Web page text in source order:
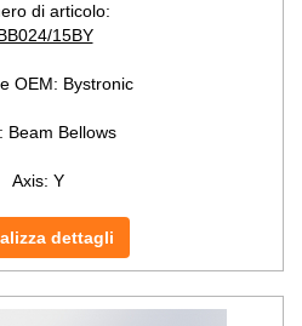
di articolo:
15BY
OEM: Bystronic
Beam Bellows
Axis: Y
dettagli